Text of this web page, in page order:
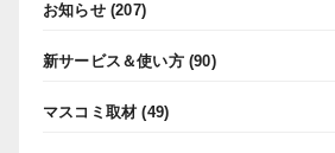
お知らせ(207)
新サービス＆使い方(90)
マスコミ取材 (49)